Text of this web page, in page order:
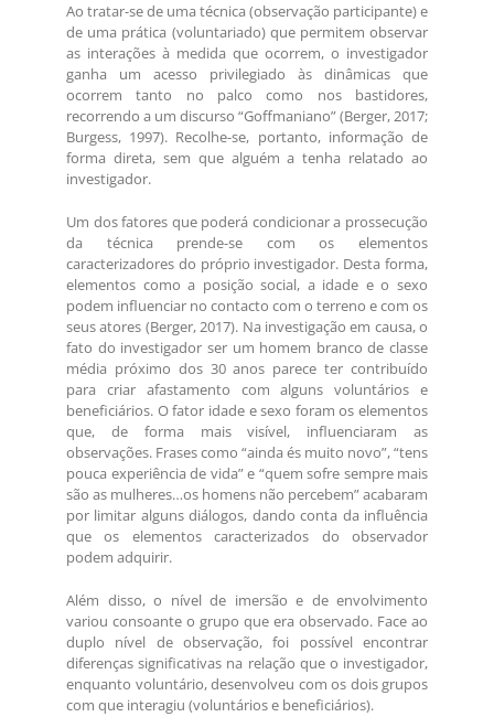
Ao tratar-se de uma técnica (observação participante) e
de uma prática (voluntariado) que permitem observar
as interações à medida que ocorrem, o investigador
ganha um acesso privilegiado às dinâmicas que
ocorrem tanto no palco como nos bastidores,
recorrendo a um discurso “Goffmaniano” (Berger, 2017;
Burgess, 1997). Recolhe-se, portanto, informação de
forma direta, sem que alguém a tenha relatado ao
investigador.
Um dos fatores que poderá condicionar a prossecução
da técnica prende-se com os elementos
caracterizadores do próprio investigador. Desta forma,
elementos como a posição social, a idade e o sexo
podem influenciar no contacto com o terreno e com os
seus atores (Berger, 2017). Na investigação em causa, o
fato do investigador ser um homem branco de classe
média próximo dos 30 anos parece ter contribuído
para criar afastamento com alguns voluntários e
beneficiários. O fator idade e sexo foram os elementos
que, de forma mais visível, influenciaram as
observações. Frases como “ainda és muito novo”, “tens
pouca experiência de vida” e “quem sofre sempre mais
são as mulheres…os homens não percebem” acabaram
por limitar alguns diálogos, dando conta da influência
que os elementos caracterizados do observador
podem adquirir.
Além disso, o nível de imersão e de envolvimento
variou consoante o grupo que era observado. Face ao
duplo nível de observação, foi possível encontrar
diferenças significativas na relação que o investigador,
enquanto voluntário, desenvolveu com os dois grupos
com que interagiu (voluntários e beneficiários).